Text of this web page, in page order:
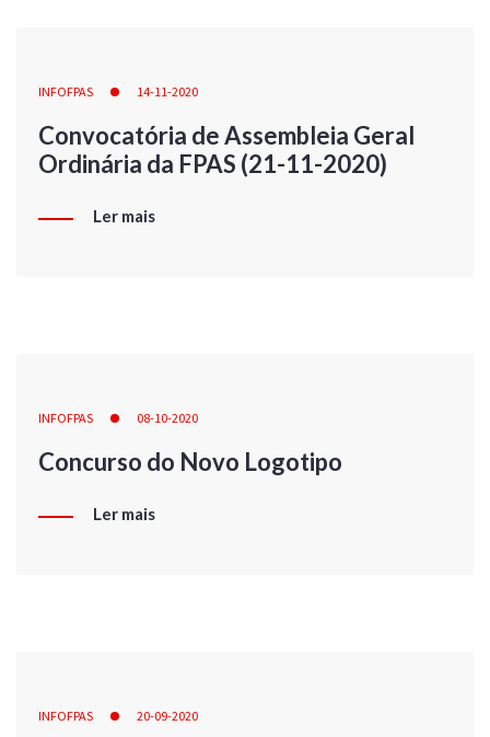
INFOFPAS 14-11-2020
Convocatória de Assembleia Geral
Ordinária da FPAS (21-11-2020)
Ler mais
INFOFPAS 08-10-2020
Concurso do Novo Logotipo
Ler mais
INFOFPAS 20-09-2020